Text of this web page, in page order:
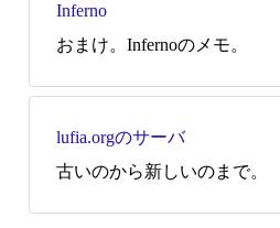
Inferno
おまけ。Infernoのメモ。
lufia.orgのサーバ
古いのから新しいのまで。